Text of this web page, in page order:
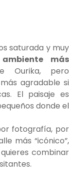
saturada y muy
más
pero
agradable si
El paisaje es
donde el
fotografía, por
más “icónico”,
combinar